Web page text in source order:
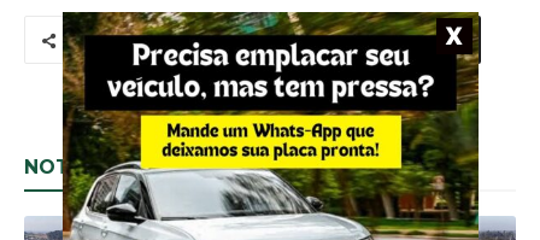
NOTÍCIAS RELACIONADAS